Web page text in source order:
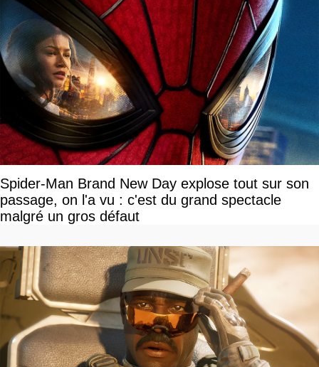
Spider-Man Brand New Day explose tout sur son
passage, on l'a vu : c'est du grand spectacle
malgré un gros défaut